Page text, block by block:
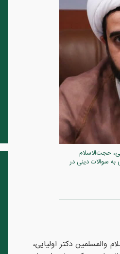
حجت‌الاسلام
سوالات دینی در
والمسلمین دکتر اولیایی،